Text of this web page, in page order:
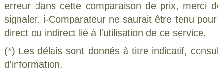
erreur dans cette comparaison de prix, merci
signaler. i-Comparateur ne saurait être tenu
direct ou indirect lié à l'utilisation de ce service.
(*) Les délais sont donnés à titre indicatif,
d'information.